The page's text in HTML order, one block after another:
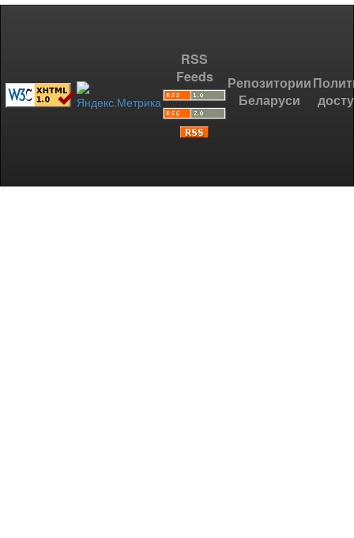
RSS
Feeds
Репозитории
Беларуси